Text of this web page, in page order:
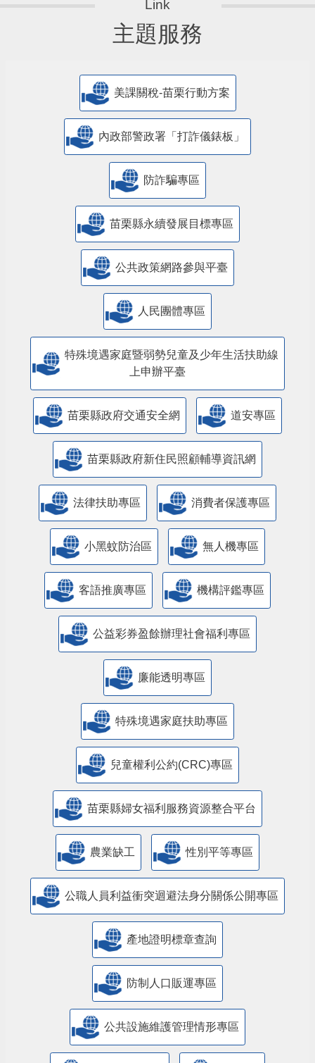
主題服務
美課關稅-苗栗行動方案
內政部警政署「打詐儀錶板」
防詐騙專區
苗栗縣永續發展目標專區
公共政策網路參與平臺
人民團體專區
特殊境遇家庭暨弱勢兒童及少年生活扶助線
上申辦平臺
苗栗縣政府交通安全網 道安專區
苗栗縣政府新住民照顧輔導資訊網
法律扶助專區 消費者保護專區
小黑蚊防治區 無人機專區
客語推廣專區 機構評鑑專區
公益彩券盈餘辦理社會福利專區
廉能透明專區
特殊境遇家庭扶助專區
兒童權利公約(CRC)專區
苗栗縣婦女福利服務資源整合平台
農業缺工 性別平等專區
公職人員利益衝突迴避法身分關係公開專區
產地證明標章查詢
防制人口販運專區
​公共設施維護管理情形專區